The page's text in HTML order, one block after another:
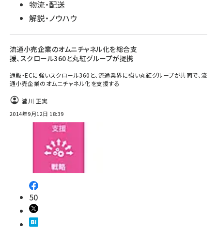
物流・配送
解説・ノウハウ
流通小売企業のオムニチャネル化を総合支
援、スクロール360と丸紅グループが提携
通販・ECに強いスクロール360と、流通業界に強い丸紅グループが共同で、流
通小売企業のオムニチャネル化を支援する
瀧川 正実
2014年9月12日 18:39
50